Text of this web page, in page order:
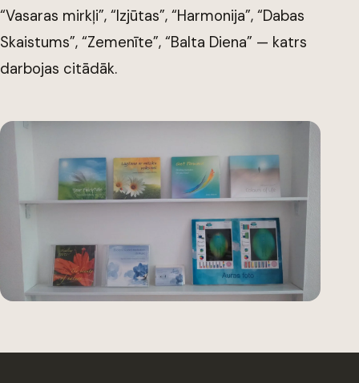
“Vasaras mirkļi”, “Izjūtas”, “Harmonija”, “Dabas
Skaistums”, “Zemenīte”, “Balta Diena” — katrs
darbojas citādāk.